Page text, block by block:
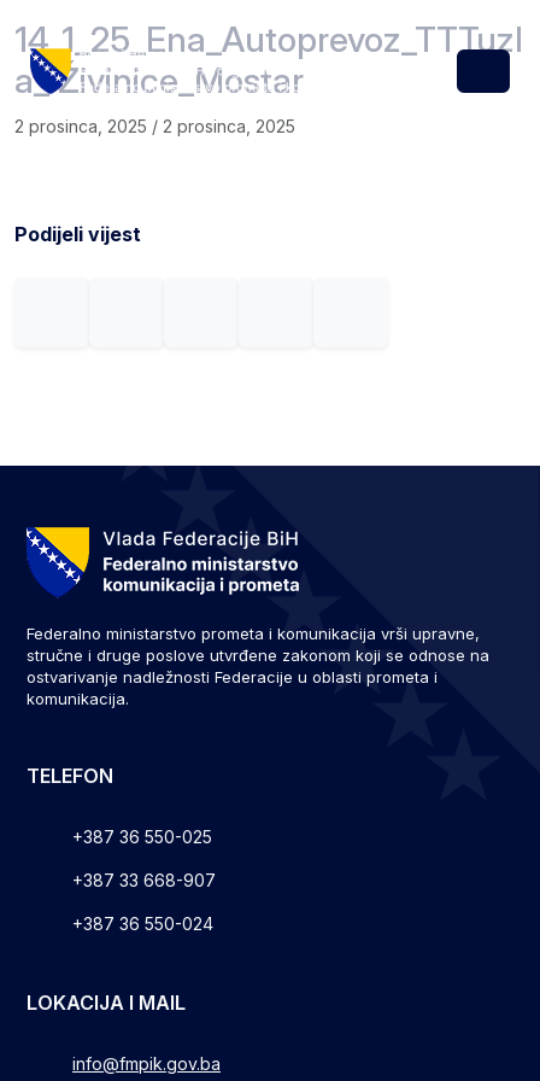
Menu
14_1_25_Ena_Autoprevoz_TTTuzl
a_ Živinice_Mostar
2 prosinca, 2025 / 2 prosinca, 2025
Podijeli vijest
Federalno ministarstvo prometa i komunikacija vrši upravne,
stručne i druge poslove utvrđene zakonom koji se odnose na
ostvarivanje nadležnosti Federacije u oblasti prometa i
komunikacija.
TELEFON
+387 36 550-025
+387 33 668-907
+387 36 550-024
LOKACIJA I MAIL
info@fmpik.gov.ba